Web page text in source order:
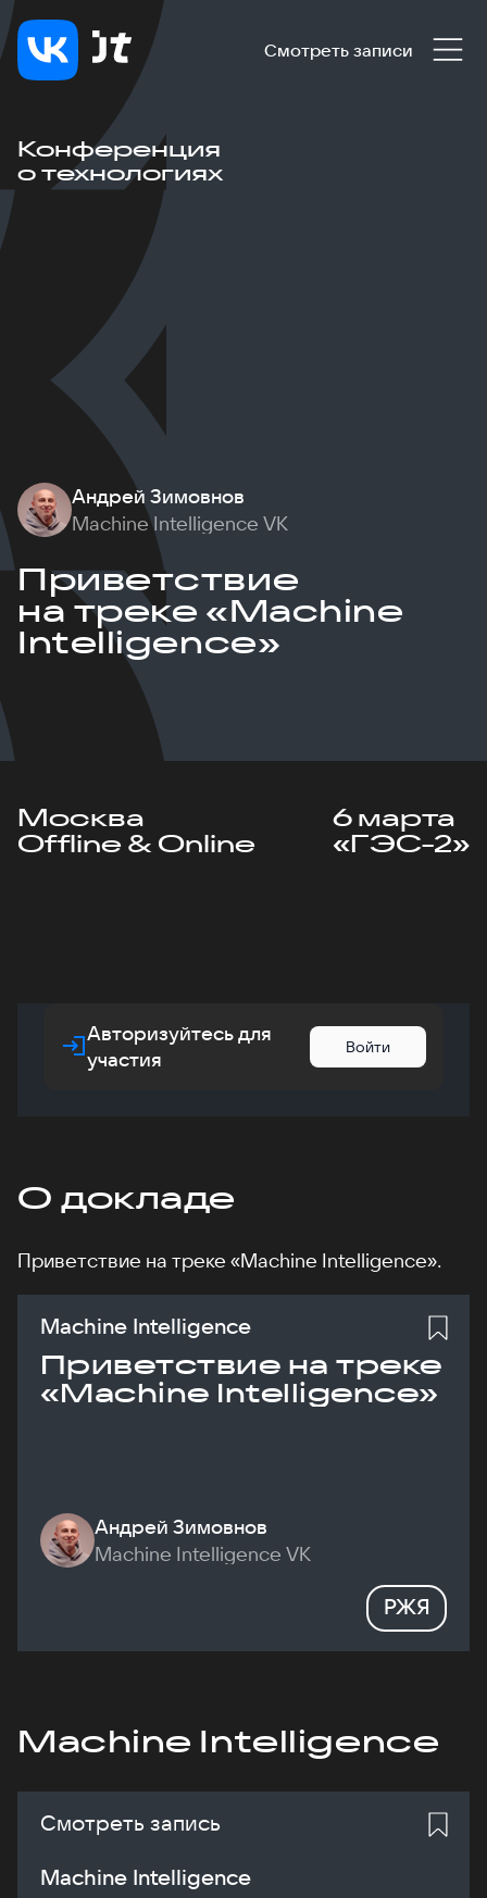
Смотреть записи
Конференция
о технологиях
Андрей Зимовнов
Machine Intelligence VK
Приветствие
на треке «Machine
Intelligence»
Москва
Offline & Online
6 марта
«ГЭС-2»
Авторизуйтесь для
участия
Войти
О докладе
Приветствие на треке «Machine Intelligence».
Machine Intelligence
Приветствие на треке
«Machine Intelligence»
Андрей Зимовнов
Machine Intelligence VK
РЖЯ
Machine Intelligence
Смотреть запись
Machine Intelligence